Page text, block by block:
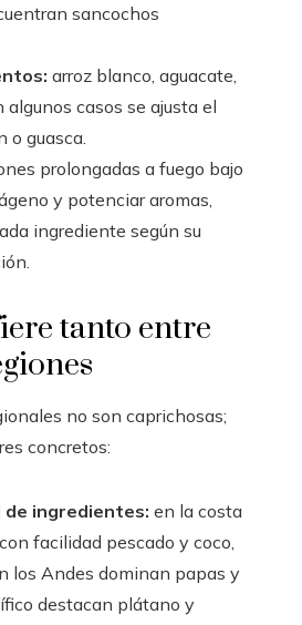
sancochos
arroz blanco, aguacate,
algunos casos se ajusta el
o guasca.
prolongadas a fuego bajo
y potenciar aromas,
ingrediente según su
tanto entre
no son caprichosas;
concretos:
de ingredientes: en la costa
facilidad pescado y coco,
los Andes dominan papas y
destacan plátano y